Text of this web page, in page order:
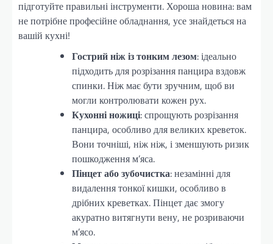
підготуйте правильні інструменти. Хороша новина: вам
не потрібне професійне обладнання, усе знайдеться на
вашій кухні!
Гострий ніж із тонким лезом: ідеально
підходить для розрізання панцира вздовж
спинки. Ніж має бути зручним, щоб ви
могли контролювати кожен рух.
Кухонні ножиці: спрощують розрізання
панцира, особливо для великих креветок.
Вони точніші, ніж ніж, і зменшують ризик
пошкодження м’яса.
Пінцет або зубочистка: незамінні для
видалення тонкої кишки, особливо в
дрібних креветках. Пінцет дає змогу
акуратно витягнути вену, не розриваючи
м’ясо.